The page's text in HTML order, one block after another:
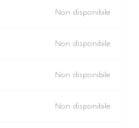
Non disponibile
Non disponibile
Non disponibile
Non disponibile